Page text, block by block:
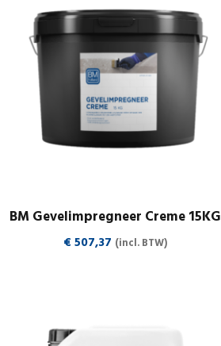
BM Gevelimpregneer Creme 15KG
€ 507,37 (incl. BTW)